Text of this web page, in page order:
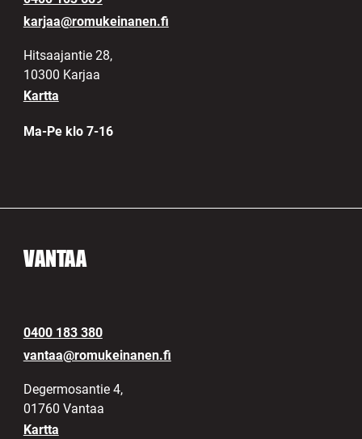
karjaa@romukeinanen.fi
Hitsaajantie 28,
10300 Karjaa
Kartta
Ma-Pe klo 7-16
VANTAA
0400 183 380
vantaa@romukeinanen.fi
Degermosantie 4,
01760 Vantaa
Kartta